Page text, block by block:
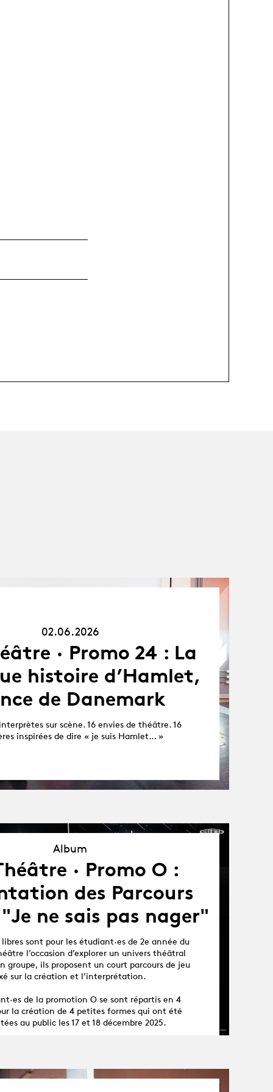
02.06.2026
· Promo 24 : La
histoire d’Hamlet,
de Danemark
sur scène. 16 envies de théâtre. 16
inspirées de dire « je suis Hamlet… »
Album
Album
· Promo O :
des Parcours
ne sais pas nager"
libres sont pour les étudiant·es de 2e année du
l’occasion d’explorer un univers théâtral
groupe, ils proposent un court parcours de jeu
sur la création et l’interprétation.
de la promotion O se sont répartis en 4
la création de 4 petites formes qui ont été
au public les 17 et 18 décembre 2025.